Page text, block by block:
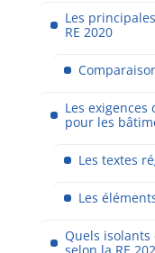
Les
RE 2020
Les
pour les
Les textes
Les
Quels
selon la RE